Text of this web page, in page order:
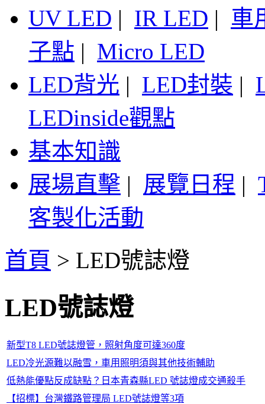
UV LED | IR LED | 車
子點 | Micro LED
LED背光 | LED封裝 |
LEDinside觀點
基本知識
展場直擊 | 展覽日程 |
客製化活動
首頁 > LED號誌燈
LED號誌燈
新型T8 LED號誌燈管，照射角度可達360度
LED冷光源難以融雪，車用照明須與其他技術輔助
低熱能優點反成缺點？日本青森縣LED 號誌燈成交通殺手
【招標】台灣鐵路管理局 LED號誌燈等3項